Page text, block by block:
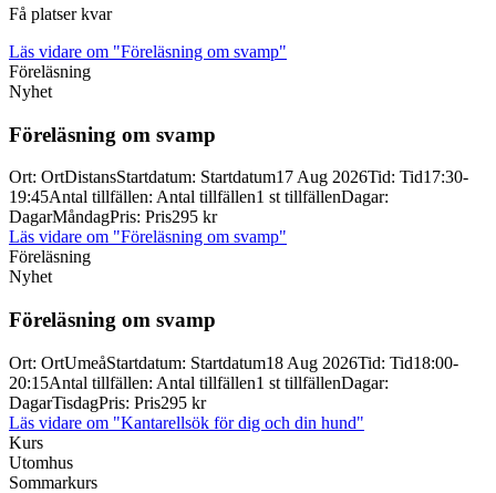
Få platser kvar
Läs vidare om "Föreläsning om svamp"
Föreläsning
Nyhet
Föreläsning om svamp
Ort: OrtDistansStartdatum: Startdatum17 Aug 2026Tid: Tid17:30-
19:45Antal tillfällen: Antal tillfällen1 st tillfällenDagar:
DagarMåndagPris: Pris295 kr
Läs vidare om "Föreläsning om svamp"
Föreläsning
Nyhet
Föreläsning om svamp
Ort: OrtUmeåStartdatum: Startdatum18 Aug 2026Tid: Tid18:00-
20:15Antal tillfällen: Antal tillfällen1 st tillfällenDagar:
DagarTisdagPris: Pris295 kr
Läs vidare om "Kantarellsök för dig och din hund"
Kurs
Utomhus
Sommarkurs